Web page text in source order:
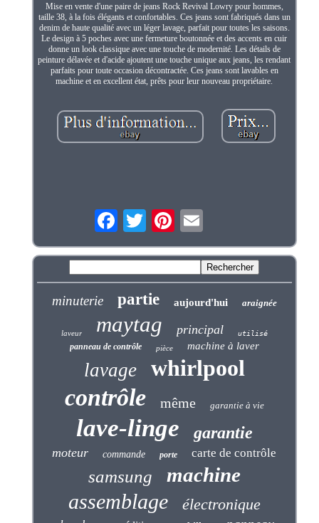
Mise en vente d'une paire de jeans Rock Revival Lowry pour hommes,
taille 38, à la fois élégants et confortables. Ces jeans sont fabriqués dans un
denim de haute qualité avec un léger lavage, parfait pour toutes les saisons.
Le design à 5 poches avec une fermeture boutonnée et des accents en cuir
donne un look classique avec une touche de modernité. Les détails de
peinture délavée et d'acide ajoutent une touche unique aux jeans, les rendant
parfaits pour toute occasion décontractée. Ces jeans sont lavables en
machine et en excellent état, prêts pour leur nouveau propriétaire.
minuterie partie aujourd'hui araignée
laveur maytag principal utilisé
panneau de contrôle pièce machine à laver
lavage whirlpool
contrôle même garantie à vie
lave-linge garantie
moteur commande porte carte de contrôle
samsung machine
assemblage électronique